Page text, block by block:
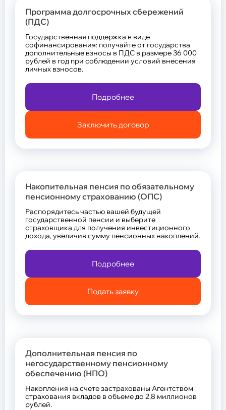
Программа долгосрочных сбережений
(ПДС)
Государственная поддержка в виде
софинансирования: получайте от государства
дополнительные взносы в ПДС в размере 36 000
рублей в год при соблюдении условий внесения
личных взносов.
Подробнее
Заключить договор
Накопительная пенсия по обязательному
пенсионному страхованию (ОПС)
Распорядитесь частью вашей будущей
государственной пенсии и выберите
страховщика для получения инвестиционного
дохода, увеличив сумму пенсионных накоплений.
Подробнее
Подать заявку
Дополнительная пенсия по
негосударственному пенсионному
обеспечению (НПО)
Накопления на счете застрахованы Агентством
страхования вкладов в объеме до 2,8 миллионов
рублей.